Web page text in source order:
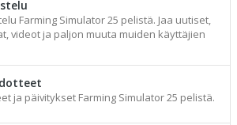
Farming Simulator 25 pelistä. Jaa uutiset,
videot ja paljon muuta muiden käyttäjien
ja päivitykset Farming Simulator 25 pelistä.